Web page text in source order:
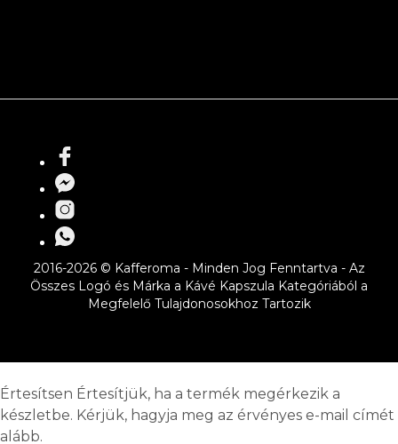
2016-2026 © Kafferoma - Minden Jog Fenntartva - Az
Összes Logó és Márka a Kávé Kapszula Kategóriából a
Megfelelő Tulajdonosokhoz Tartozik
Értesítsen Értesítjük, ha a termék megérkezik a
készletbe. Kérjük, hagyja meg az érvényes e-mail címét
alább.